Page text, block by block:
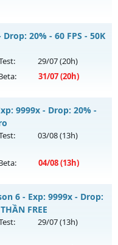
chủ
BOSS 24/7 SĂN
2626
20% - 60 FPS - 50K
29/07(20h)
31/07(20h)
Dài
chủ
9999x - Drop: 20% -
03/08(13h)
04/08(13h)
muhoalong.pro
chủ
vào 13h ngày
6 - Exp: 9999x - Drop:
FREE
29/07(13h)